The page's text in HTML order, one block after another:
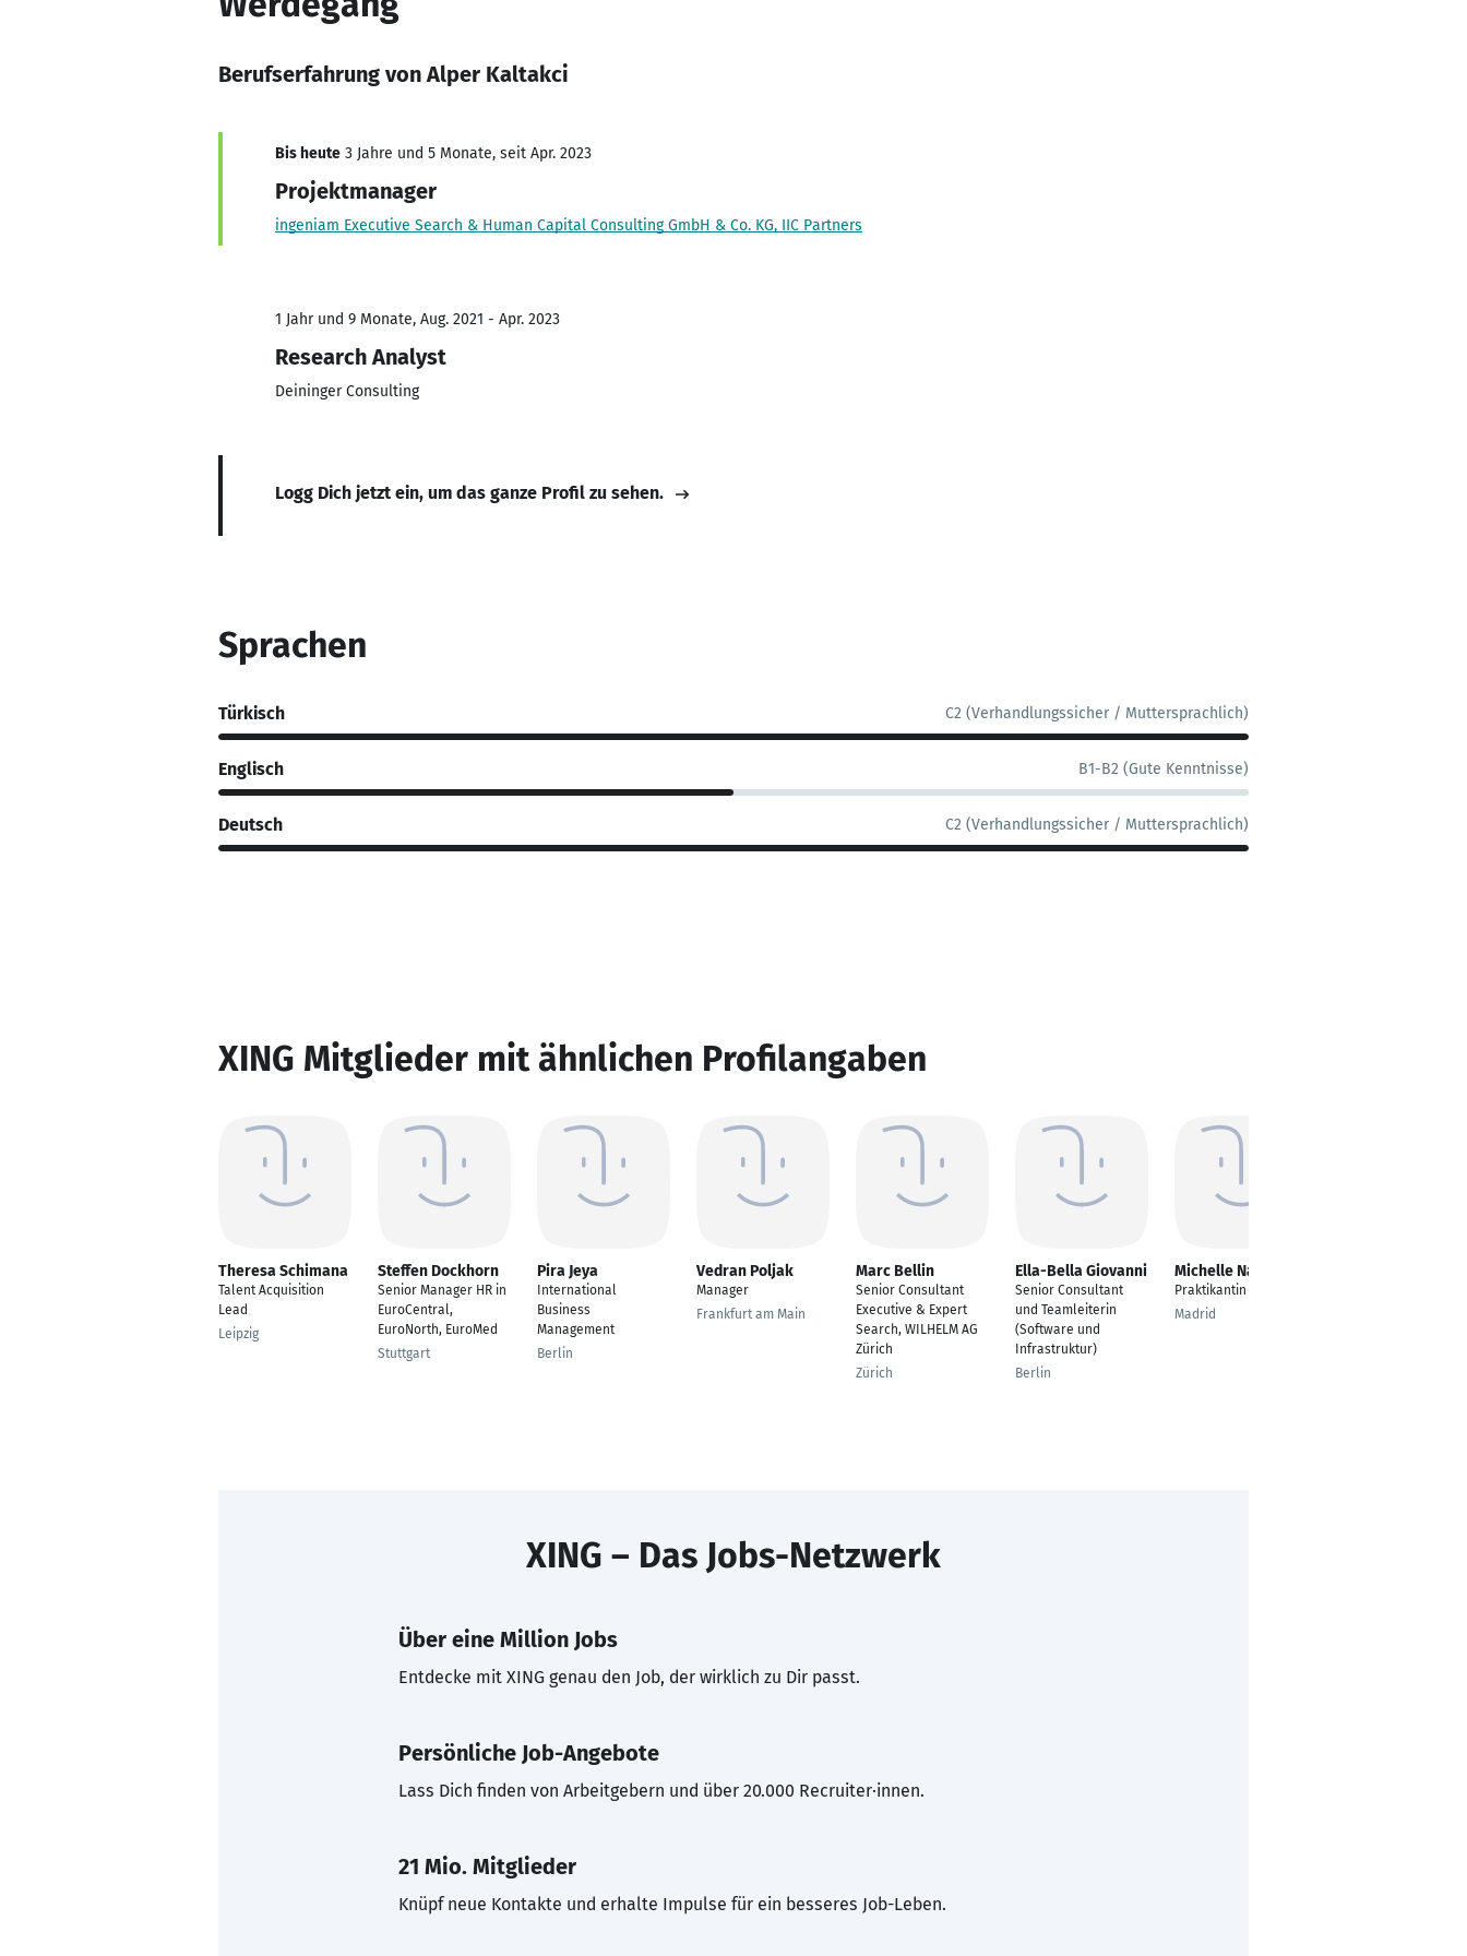
Berufserfahrung von Alper Kaltakci
Bis heute 3 Jahre und 5 Monate, seit Apr. 2023
Projektmanager
ingeniam Executive Search & Human Capital Consulting GmbH & Co. KG, IIC Partners
1 Jahr und 9 Monate, Aug. 2021 - Apr. 2023
Research Analyst
Deininger Consulting
Logg Dich jetzt ein, um das ganze Profil zu sehen.
Sprachen
Türkisch C2 (Verhandlungssicher / Muttersprachlich)
Englisch B1-B2 (Gute Kenntnisse)
Deutsch C2 (Verhandlungssicher / Muttersprachlich)
XING Mitglieder mit ähnlichen Profilangaben
Theresa Schimana
Talent Acquisition
Lead
Leipzig
Steffen Dockhorn
Senior Manager HR in
EuroCentral,
EuroNorth, EuroMed
Stuttgart
Pira Jeya
International
Business
Management
Berlin
Vedran Poljak
Manager
Frankfurt am Main
Marc Bellin
Senior Consultant
Executive & Expert
Search, WILHELM AG
Zürich
Zürich
Ella-Bella Giovanni
Senior Consultant
und Teamleiterin
(Software und
Infrastruktur)
Berlin
Michelle Nawrath
Praktikantin
Madrid
XING – Das Jobs-Netzwerk
Über eine Million Jobs
Entdecke mit XING genau den Job, der wirklich zu Dir passt.
Persönliche Job-Angebote
Lass Dich finden von Arbeitgebern und über 20.000 Recruiter·innen.
21 Mio. Mitglieder
Knüpf neue Kontakte und erhalte Impulse für ein besseres Job-Leben.